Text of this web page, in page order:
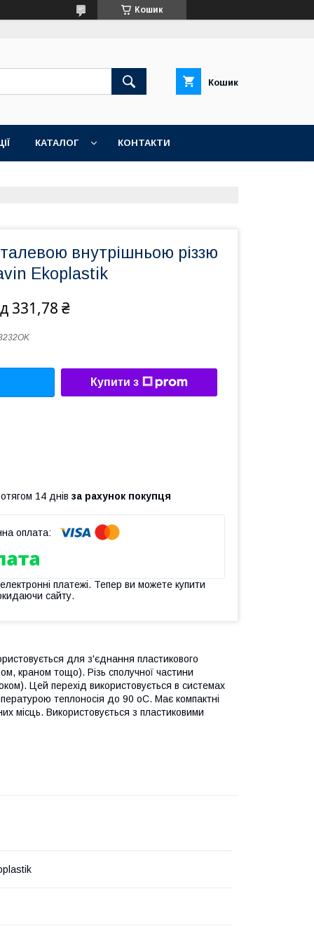
Кошик
Кошик
КАТАЛОГ КОНТАКТИ
внутрішньою різзю
Ekoplastik
331,78 ₴
Купити з
14 днів за рахунок покупця
платежі. Тепер ви можете купити
сайту.
для з'єднання пластикового
краном тощо). Різь сполучної частини
Цей перехід використовується в системах
теплоносія до 90 oС. Має компактні
місць. Використовується з пластиковими